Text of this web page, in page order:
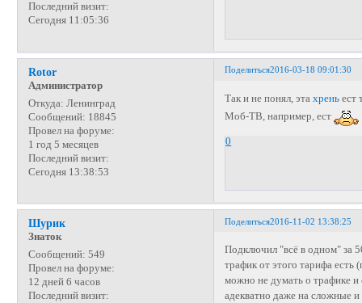
Последний визит:
Сегодня 11:05:36
Поделиться2016-03-18 09:01:30
Rotor
Администратор
Откуда: Ленинград
Сообщений: 18845
Провел на форуме:
1 год 5 месяцев
Последний визит:
Сегодня 13:38:53
Так и не понял, этахрень ест
Моб-ТВ, например, ест
0
Поделиться2016-11-02 13:38:25
Шурик
Знаток
Сообщений: 549
Провел на форуме:
12 дней 6 часов
Последний визит:
Подключил "всё в одном" за
трафик от этого тарифа
можно не думать о трафике
адекватно даже на сложные